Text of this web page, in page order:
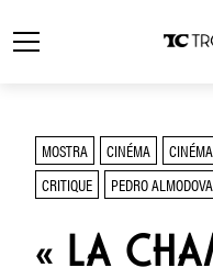
MOSTRA CINÉMA CINÉMA
CRITIQUE
PEDRO
« LA